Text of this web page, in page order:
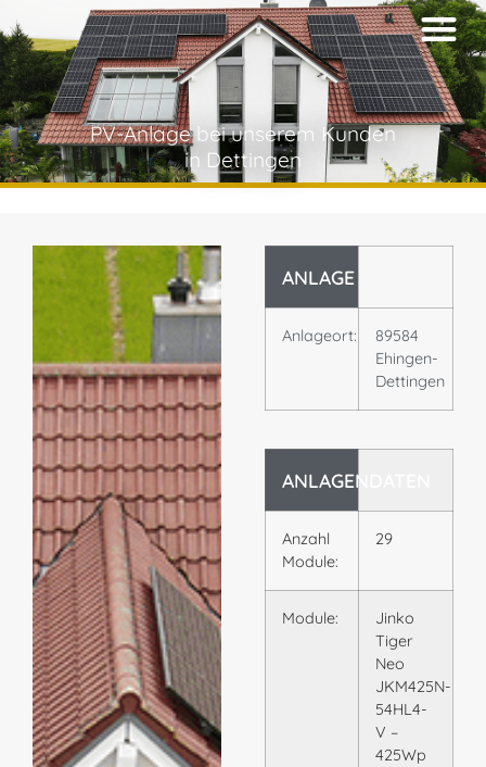
PV-Anlage bei unserem Kunden
in Dettingen
ANLAGE
Anlageort:
89584
Ehingen-
Dettingen
ANLAGENDATEN
Anzahl
Module:
29
Module:
Jinko
Tiger
Neo
JKM425N-
54HL4-
V –
425Wp